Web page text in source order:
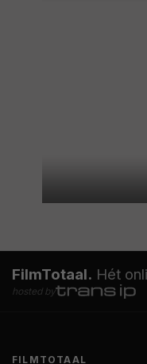
FilmTotaal. Hét
hosted by
FILMTOTAAL